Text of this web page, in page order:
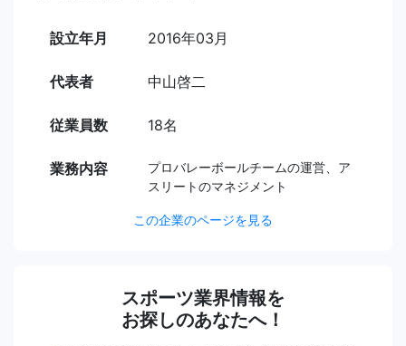
設立年月 2016年03月
代表者 中山啓二
従業員数 18名
業務内容
プロバレーボールチームの運営、ア
スリートのマネジメント
この企業のページを見る
スポーツ業界情報を
お探しのあなたへ！